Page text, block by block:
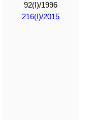
92(I)/1996
216(I)/2015